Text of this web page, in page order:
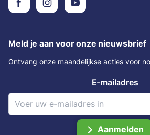
Meld je aan voor onze nieuwsbrief
Ontvang onze maandelijkse acties voor
E-mailadres
Aanmelden